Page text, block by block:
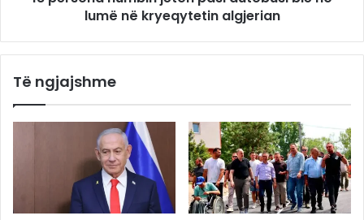
lumë në kryeqytetin algjerian
Të ngjajshme